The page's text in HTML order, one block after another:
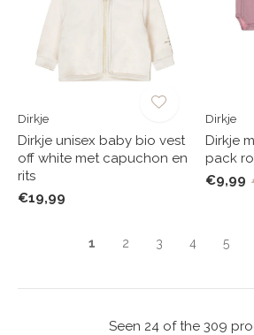
Dirkje
Dirkje unisex baby bio vest
off white met capuchon en
rits
€19,99
Dirkje
Dirkje
pack
€9,99
1 2 3 4 5
Seen 24 of the 309